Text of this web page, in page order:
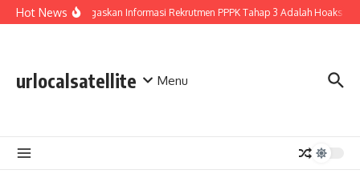
Lewati ke konten
Hot NewsBGN Tegaskan Informasi Rekrutmen PPPK Tahap 3 Adalah Hoaks
urlocalsatellite Menu